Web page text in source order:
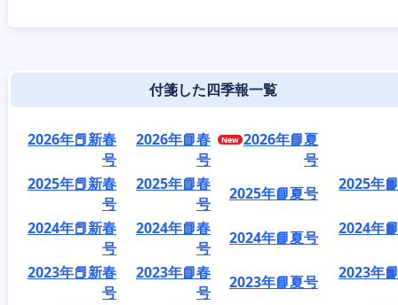
付箋した四季報一覧
2026年📕新春
号
2026年📗春
号
2026年📘夏
号
2025年📕新春
号
2025年📗春
号
2025年📘夏号 2025年
2024年📕新春
号
2024年📗春
号
2024年📘夏号 2024年
2023年📕新春
号
2023年📗春
号
2023年📘夏号 2023年